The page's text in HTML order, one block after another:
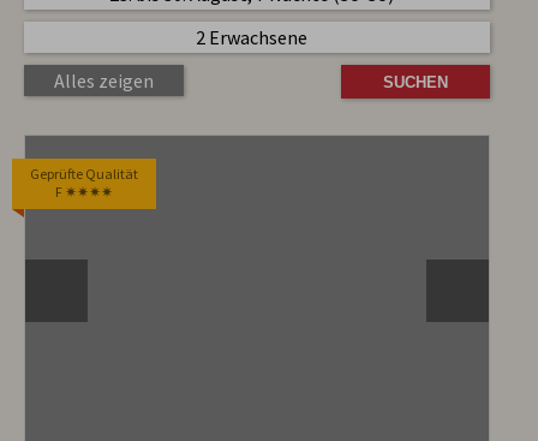
2 Erwachsene
Alles zeigen
Geprüfte Qualität
F ✷✷✷✷